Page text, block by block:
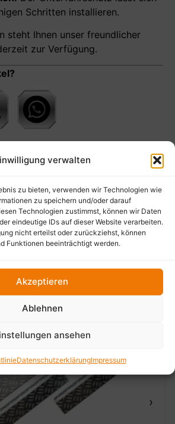
verwalten
zu bieten, verwenden wir Technologien wie
zu speichern und/oder darauf
Technologien zustimmst, können wir Daten
eindeutige IDs auf dieser Website verarbeiten.
nicht erteilst oder zurückziehst, können
Funktionen beeinträchtigt werden.
Akzeptieren
Ablehnen
ansehen
DatenschutzerklärungImpressum
Schritten installieren.
steht Ihnen unser freundlicher
zur Verfügung.
›